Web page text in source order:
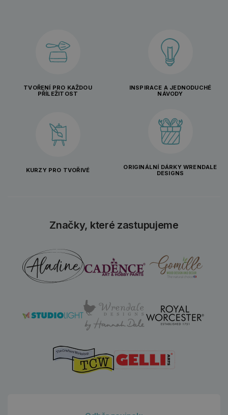
TVOŘENÍ PRO KAŽDOU
PŘÍLEŽITOST
INSPIRACE A JEDNODUCHÉ
NÁVODY
KURZY PRO TVOŘIVÉ
ORIGINÁLNÍ DÁRKY WRENDALE
DESIGNS
Značky, které zastupujeme